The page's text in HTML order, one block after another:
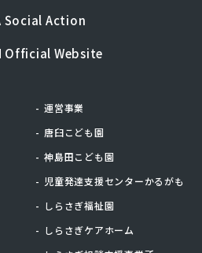
運営事業
唐臼こども園
神島田こども園
児童発達支援センターかるがも
しらさぎ福祉園
しらさぎケアホーム